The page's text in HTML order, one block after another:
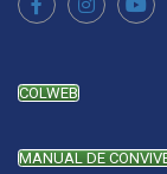
COLWEB
MANUAL DE